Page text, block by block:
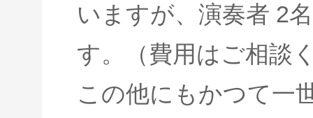
いますが、演奏者 2
す。（費用はご相談
この他にもかつて一